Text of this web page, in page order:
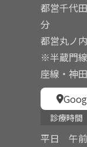
都営千代
分
都営丸ノ
※半蔵門
座線・神
診療時間
平日 午